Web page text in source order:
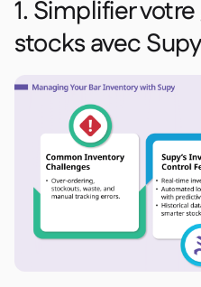
1. Simplifier
stocks avec Supy